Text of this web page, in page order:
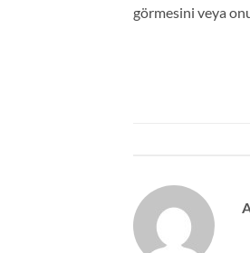
görmesini veya